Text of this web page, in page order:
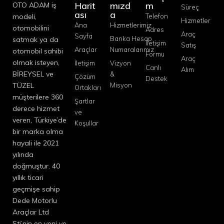
OTO ADAM iş
modeli,
otomobilini
satmak ya da
otomobil sahibi
olmak isteyen,
BİREYSEL ve
TÜZEL
müşterilere 360
derece hizmet
veren, Türkiye’de
bir marka olma
hayali ile 2021
yılında
doğmuştur. 40
yıllık ticari
geçmişe sahip
Dede Motorlu
Araçlar Ltd
Harit
ası
Ana
Sayfa
Araçlar
İletişim
Çözüm
Ortakları
Şartlar
ve
Koşullar
mızd
a
Hizmetlerimiz
Banka Hesap
Numaralarımız
Vizyon
&
Misyon
m
Telefon
Adres
İletişim
Formu
Canlı
Destek
Süreç
Hizmetler
Araç
Satış
Araç
Alım